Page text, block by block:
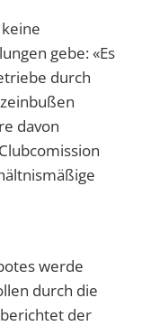
gebe: «Es
durch
davon
werde
durch die
der